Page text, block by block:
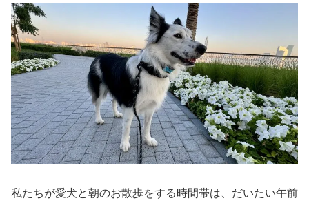
私たちが愛犬と朝のお散歩をする時間帯は、だいたい午前